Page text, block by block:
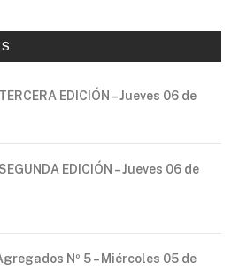
EDICIÓN – Jueves 06 de
EDICIÓN – Jueves 06 de
Nº 5 – Miércoles 05 de